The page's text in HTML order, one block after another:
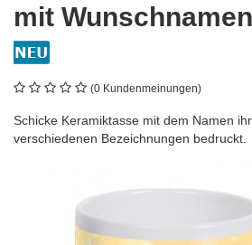
mit Wunschnamen
(0 Kundenmeinungen)
Schicke Keramiktasse mit dem Namen
verschiedenen Bezeichnungen bedruckt.